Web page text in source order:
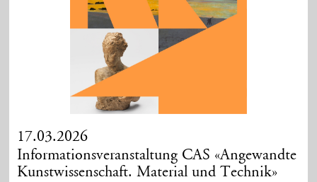
17.03.2026
Informationsveranstaltung CAS «Angewandte
Kunstwissenschaft. Material und Technik»